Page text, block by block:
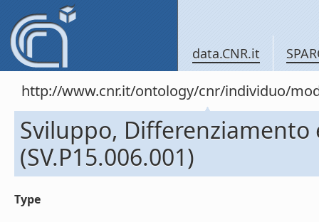
data.CNR.it
http://www.cnr.it/ontology/cnr/individuo/
Sviluppo, Differenziamento
(SV.P15.006.001)
Type